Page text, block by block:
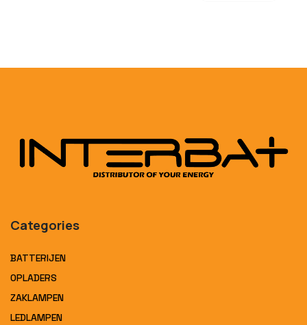
Categories
BATTERIJEN
OPLADERS
ZAKLAMPEN
LEDLAMPEN